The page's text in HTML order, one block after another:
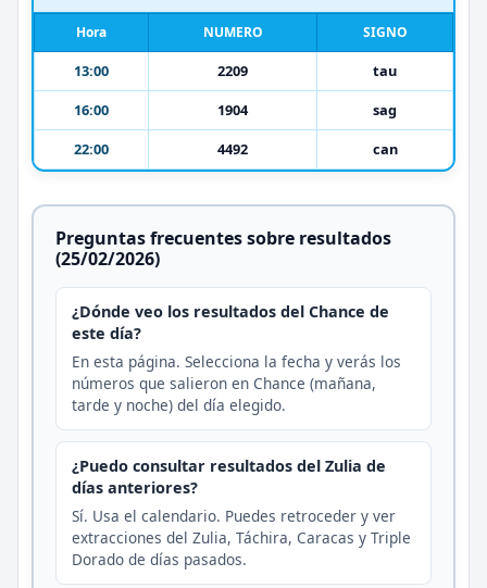
Hora NUMERO SIGNO
13:00 2209
tau
16:00
1904
sag
22:00
4492 can
Preguntas frecuentes sobre resultados
(25/02/2026)
¿Dónde veo los resultados del Chance de
este día?
En esta página. Selecciona la fecha y verás los
números que salieron en Chance (mañana,
tarde y noche) del día elegido.
¿Puedo consultar resultados del Zulia de
días anteriores?
Sí. Usa el calendario. Puedes retroceder y ver
extracciones del Zulia, Táchira, Caracas y Triple
Dorado de días pasados.